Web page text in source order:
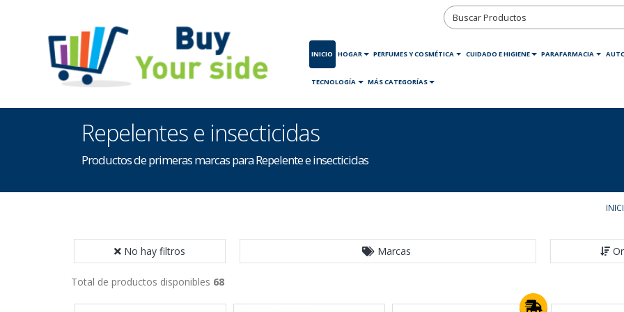
INICIO HOGAR PERFUMES Y COSMÉTICA CUIDADO E HIGIENE PARAFARMACIA
TECNOLOGÍA MÁS CATEGORÍAS
Repelentes e insecticidas
Productos de primeras marcas para Repelente e insecticidas
No hay filtros Marcas
Total de productos disponibles 68